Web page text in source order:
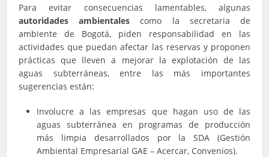
Para evitar consecuencias lamentables, algunas
autoridades ambientales como la secretaria de
ambiente de Bogotá, piden responsabilidad en las
actividades que puedan afectar las reservas y proponen
prácticas que lleven a mejorar la explotación de las
aguas subterráneas, entre las más importantes
sugerencias están:
Involucre a las empresas que hagan uso de las
aguas subterránea en programas de producción
más limpia desarrollados por la SDA (Gestión
Ambiental Empresarial GAE – Acercar, Convenios).